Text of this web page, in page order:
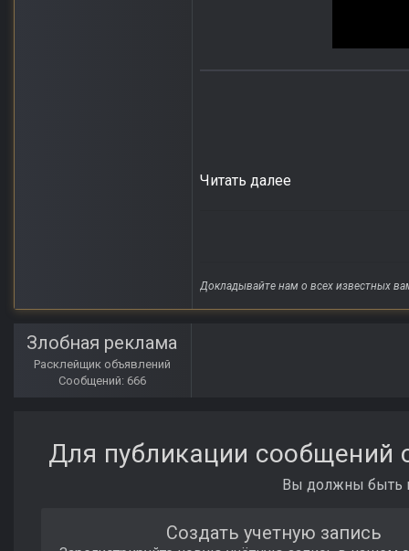
Читать далее
Докладывайте нам о всех известных
Злобная реклама
Расклейщик объявлений
Сообщений: 666
Для публикации сообщений
Вы должны быть
Создать учетную запись